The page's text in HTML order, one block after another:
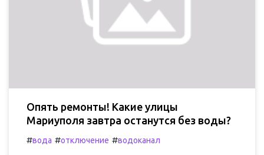
Опять ремонты! Какие улицы
Мариуполя завтра останутся без воды?
#вода #отключение #водоканал